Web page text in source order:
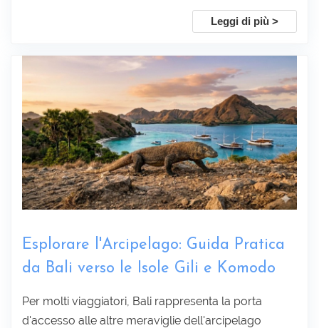
Sottoscrivi
Leggi di più >
Esplorare l'Arcipelago: Guida Pratica
da Bali verso le Isole Gili e Komodo
Per molti viaggiatori, Bali rappresenta la porta
d'accesso alle altre meraviglie dell'arcipelago